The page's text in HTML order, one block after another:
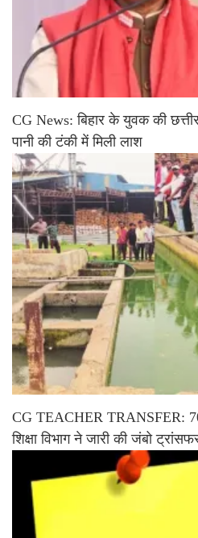
CG News: बिहार के युवक की
पानी की टंकी में मिली लाश
CG TEACHER TRANSFER:
शिक्षा विभाग ने जारी की जंबो